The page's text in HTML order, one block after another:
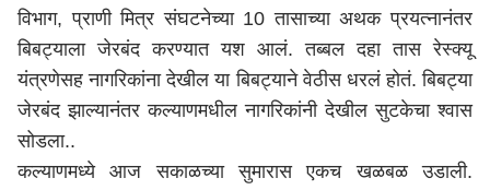
विभाग, प्राणी मित्र संघटनेच्या 10 तासाच्या अथक प्रयत्नानंतर
बिबट्याला जेरबंद करण्यात यश आलं. तब्बल दहा तास रेस्क्यू
यंत्रणेसह नागरिकांना देखील या बिबट्याने वेठीस धरलं होतं. बिबट्या
जेरबंद झाल्यानंतर कल्याणमधील नागरिकांनी देखील सुटकेचा श्वास
सोडला..
कल्याणमध्ये आज सकाळच्या सुमारास एकच खळबळ उडाली.